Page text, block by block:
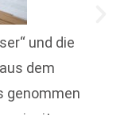
und die
dem
genommen